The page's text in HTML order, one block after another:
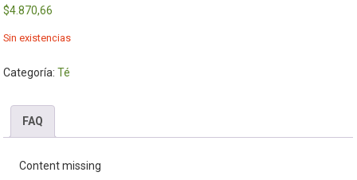
$4.870,66
Sin existencias
Categoría:Té
FAQ
Content missing